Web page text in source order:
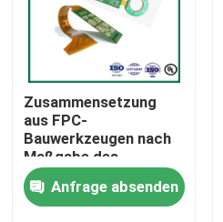
Über uns
Qualitätskontrolle
Kontakt
Zusammensetzung
aus FPC-
Bauwerkzeugen nach
Maßgabe des
Herstellers mit einer
Toleranz von +/- 0,13
mm für die
Anfrage absenden